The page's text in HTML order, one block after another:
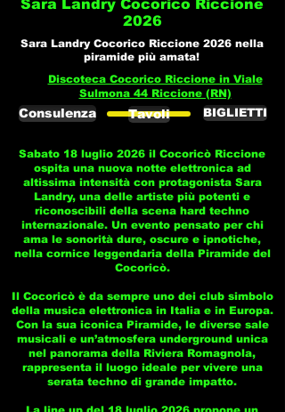
Sara Landry Cocorico Riccione
2026
Sara Landry Cocorico Riccione 2026 nella
piramide più amata!
Discoteca Cocorico Riccione in Viale
Sulmona 44 Riccione (RN)
Consulenza Tavoli BIGLIETTI
Sabato 18 luglio 2026 il Cocoricò Riccione
ospita una nuova notte elettronica ad
altissima intensità con protagonista Sara
Landry, una delle artiste più potenti e
riconoscibili della scena hard techno
internazionale. Un evento pensato per chi
ama le sonorità dure, oscure e ipnotiche,
nella cornice leggendaria della Piramide del
Cocoricò.
Il Cocoricò è da sempre uno dei club simbolo
della musica elettronica in Italia e in Europa.
Con la sua iconica Piramide, le diverse sale
musicali e un’atmosfera underground unica
nel panorama della Riviera Romagnola,
rappresenta il luogo ideale per vivere una
serata techno di grande impatto.